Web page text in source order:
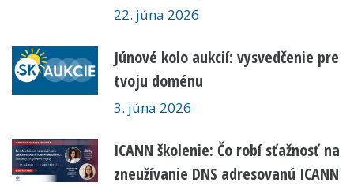
22. júna 2026
Júnové kolo aukcií: vysvedčenie pre
tvoju doménu
3. júna 2026
ICANN školenie: Čo robí sťažnosť na
zneužívanie DNS adresovanú ICANN